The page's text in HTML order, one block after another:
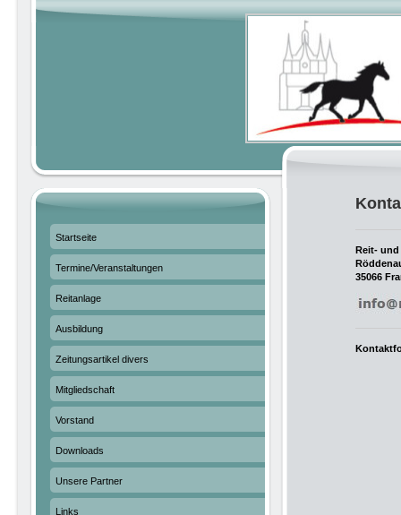
Reit- und
35066
Startseite
Termine/Veranstaltungen
Reitanlage
Ausbildung
Zeitungsartikel divers
Mitgliedschaft
Vorstand
Downloads
Unsere Partner
Links